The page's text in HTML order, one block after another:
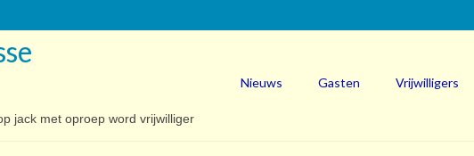
Nieuws Gasten Vrijwilligers